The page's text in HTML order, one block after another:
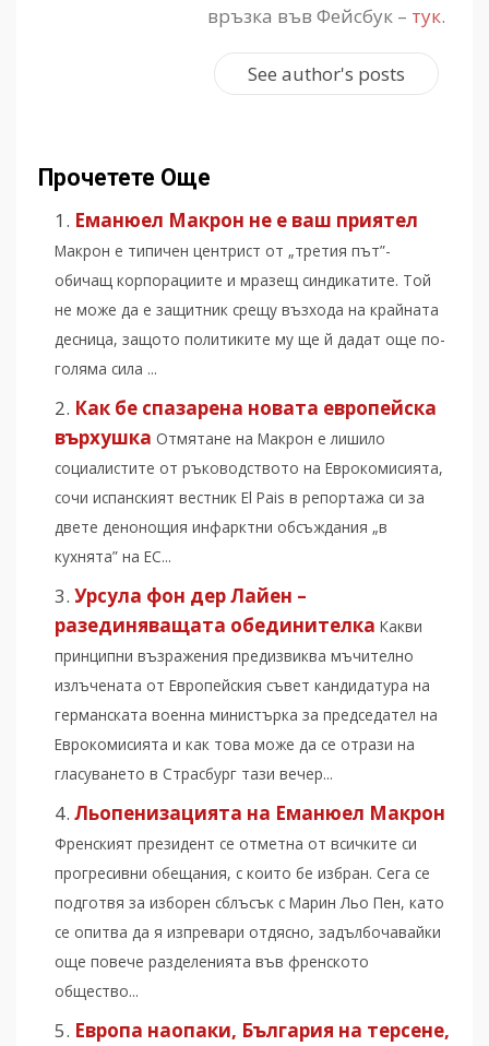
връзка във Фейсбук – тук.
See author's posts
Прочетете Още
Еманюел Макрон не е ваш приятел
Макрон е типичен центрист от „третия път”-
обичащ корпорациите и мразещ синдикатите. Той
не може да е защитник срещу възхода на крайната
десница, защото политиките му ще й дадат още по-
голяма сила ...
Как бе спазарена новата европейска
върхушка Отмятане на Макрон е лишило
социалистите от ръководството на Еврокомисията,
сочи испанският вестник El Pais в репортажа си за
двете денонощия инфарктни обсъждания „в
кухнята” на ЕС...
Урсула фон дер Лайен –
разединяващата обединителка Какви
принципни възражения предизвиква мъчително
излъчената от Европейския съвет кандидатура на
германската военна министърка за председател на
Еврокомисията и как това може да се отрази на
гласуването в Страсбург тази вечер...
Льопенизацията на Еманюел Макрон
Френският президент се отметна от всичките си
прогресивни обещания, с които бе избран. Сега се
подготвя за изборен сблъсък с Марин Льо Пен, като
се опитва да я изпревари отдясно, задълбочавайки
още повече разделенията във френското
общество...
Европа наопаки, България на терсене,